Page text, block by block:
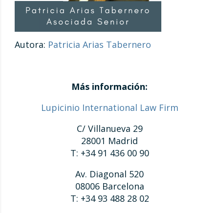
Autora: Patricia Arias Tabernero
Más información:
Lupicinio International Law Firm
C/ Villanueva 29
28001 Madrid
T: +34 91 436 00 90
Av. Diagonal 520
08006 Barcelona
T: +34 93 488 28 02